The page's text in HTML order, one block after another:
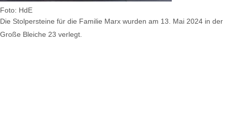
Foto: HdE
Die Stolpersteine für die Familie Marx wurden am 13. Mai 2024 in der
Große Bleiche 23 verlegt.